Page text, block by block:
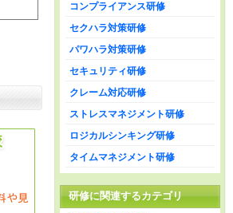
コンプライアンス研修
セクハラ対策研修
パワハラ対策研修
セキュリティ研修
クレーム対応研修
ストレスマネジメント研修
ロジカルシンキング研修
タイムマネジメント研修
研修に関連するカテゴリ